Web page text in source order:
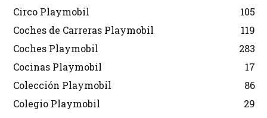
Circo Playmobil
105
Coches de Carreras Playmobil
119
Coches Playmobil
283
Cocinas Playmobil
17
Colección Playmobil
86
Colegio Playmobil
29